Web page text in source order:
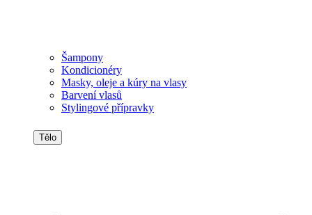
Šampony
Kondicionéry
Masky, oleje a kúry na vlasy
Barvení vlasů
Stylingové přípravky
Tělo